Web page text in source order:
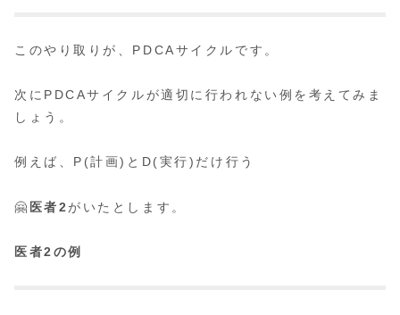
このやり取りが、PDCAサイクルです。
次にPDCAサイクルが適切に行われない例を考えてみま
しょう。
例えば、P(計画)とD(実行)だけ行う
🤗 医者2 がいたとします。
医者2の例